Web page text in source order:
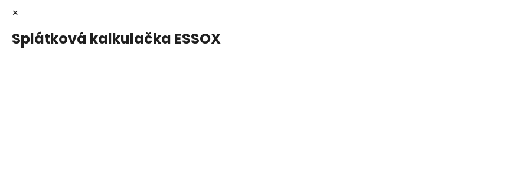
×
Splátková kalkulačka ESSOX